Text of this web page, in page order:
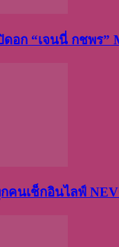
อก “เจนนี่ กชพร”
คนเช็กอินไลฟ์